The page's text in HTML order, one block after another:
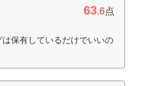
63.6点
保有しているだけでいいの